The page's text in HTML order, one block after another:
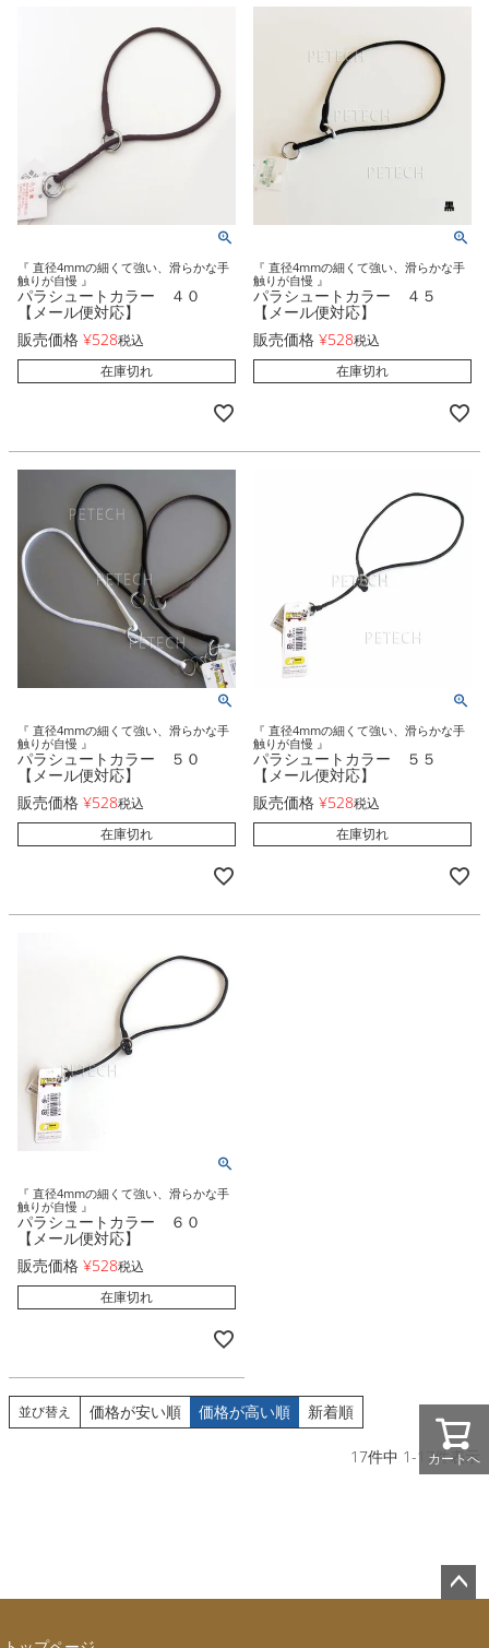
『 直径4mmの細くて強い、滑らかな手
触りが自慢 』
パラシュートカラー ４０
【メール便対応】
販売価格 ¥528税込
在庫切れ
『 直径4mmの細くて強い、滑らかな手
触りが自慢 』
パラシュートカラー ４５
【メール便対応】
販売価格 ¥528税込
在庫切れ
『 直径4mmの細くて強い、滑らかな手
触りが自慢 』
パラシュートカラー ５０
【メール便対応】
販売価格 ¥528税込
在庫切れ
『 直径4mmの細くて強い、滑らかな手
触りが自慢 』
パラシュートカラー ５５
【メール便対応】
販売価格 ¥528税込
在庫切れ
『 直径4mmの細くて強い、滑らかな手
触りが自慢 』
パラシュートカラー ６０
【メール便対応】
販売価格 ¥528税込
在庫切れ
並び替え 価格が安い順 価格が高い順 新着順
17件中 1-17件表示
カートへ